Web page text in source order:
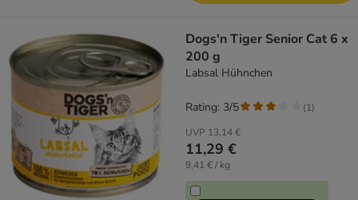
Dogs'n Tiger Senior Cat 6 x
200 g
Labsal Hühnchen
UVP 13,14 €
11,29 €
9,41 € / kg
Rating: 3/5 (1)